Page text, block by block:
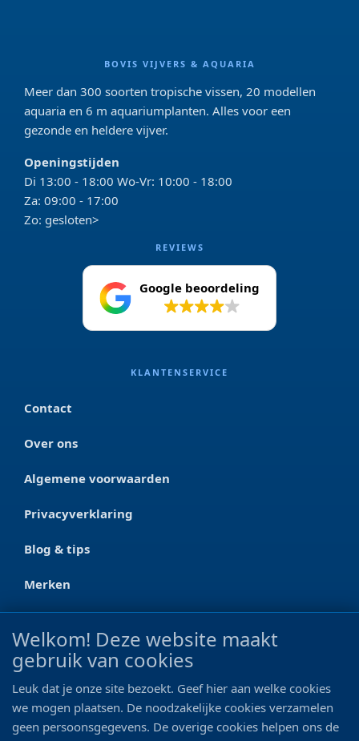
BOVIS VIJVERS & AQUARIA
Meer dan 300 soorten tropische vissen, 20 modellen
aquaria en 6 m aquariumplanten. Alles voor een
gezonde en heldere vijver.
Openingstijden
Di 13:00 - 18:00 Wo-Vr: 10:00 - 18:00
Za: 09:00 - 17:00
Zo: gesloten>
REVIEWS
Google beoordeling
KLANTENSERVICE
Contact
Over ons
Algemene voorwaarden
Privacyverklaring
Blog & tips
Merken
CONTACT
Ootmarsumseweg 125a
0546 - 622 990
Welkom! Deze website maakt
gebruik van cookies
Leuk dat je onze site bezoekt. Geef hier aan welke cookies
we mogen plaatsen. De noodzakelijke cookies verzamelen
geen persoonsgegevens. De overige cookies helpen ons de